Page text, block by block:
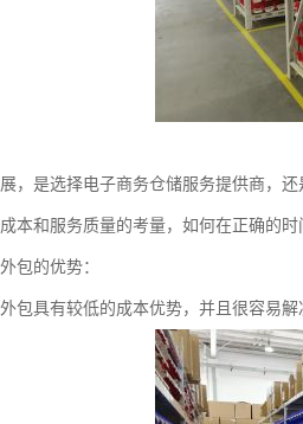
，是选择电子商务仓储服务提供商，
本和服务质量的考量，如何在正确的
包的优势：
包具有较低的成本优势，并且很容易解